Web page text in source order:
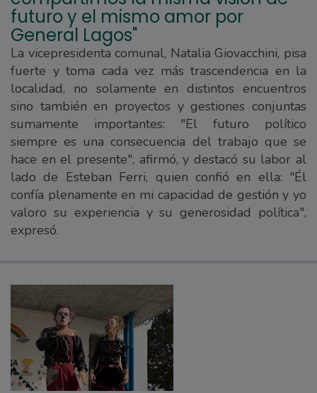
futuro y el mismo amor por
General Lagos"
La vicepresidenta comunal, Natalia Giovacchini, pisa
fuerte y toma cada vez más trascendencia en la
localidad, no solamente en distintos encuentros
sino también en proyectos y gestiones conjuntas
sumamente importantes: "El futuro político
siempre es una consecuencia del trabajo que se
hace en el presente", afirmó, y destacó su labor al
lado de Esteban Ferri, quien confió en ella: "Él
confía plenamente en mi capacidad de gestión y yo
valoro su experiencia y su generosidad política",
expresó.